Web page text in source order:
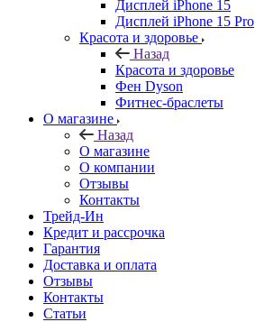
Дисплей iPhone 15
Дисплей iPhone 15 Pro
Красота и здоровье
Назад
Красота и здоровье
Фен Dyson
Фитнес-браслеты
О магазине
Назад
О магазине
О компании
Отзывы
Контакты
Трейд-Ин
Кредит и рассрочка
Гарантия
Доставка и оплата
Отзывы
Контакты
Статьи